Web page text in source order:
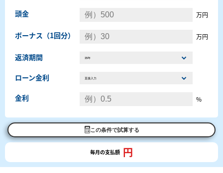
頭金 万円
ボーナス（1回分） 万円
返済期間
ローン金利
金利 %
この条件で試算する
毎月の支払額 円